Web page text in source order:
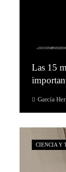
Las 15
García
CIENCIA Y